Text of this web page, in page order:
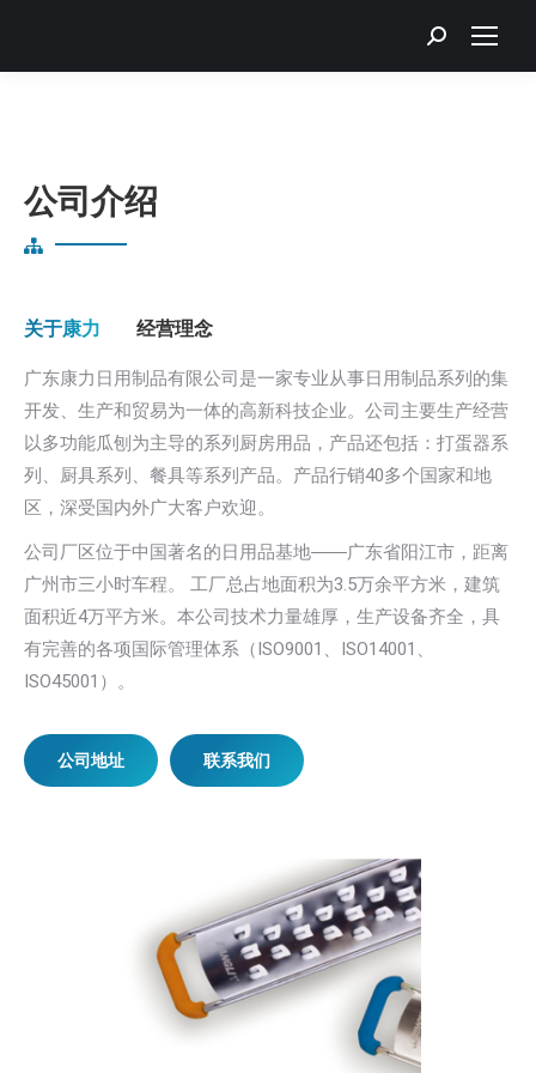
Search:
公司介绍
关于康力 经营理念
广东康力日用制品有限公司是一家专业从事日用制品系列的集
开发、生产和贸易为一体的高新科技企业。公司主要生产经营
以多功能瓜刨为主导的系列厨房用品，产品还包括：打蛋器系
列、厨具系列、餐具等系列产品。产品行销40多个国家和地
区，深受国内外广大客户欢迎。
公司厂区位于中国著名的日用品基地――广东省阳江市，距离
广州市三小时车程。 工厂总占地面积为3.5万余平方米，建筑
面积近4万平方米。本公司技术力量雄厚，生产设备齐全，具
有完善的各项国际管理体系（ISO9001、ISO14001、
ISO45001）。
公司地址 联系我们